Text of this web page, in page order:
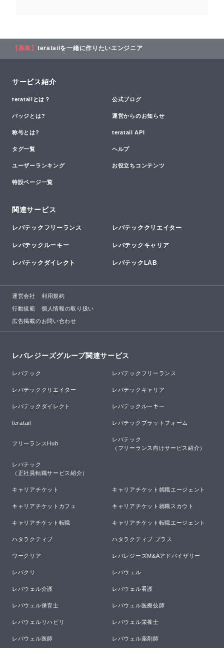
【募集】 teratailを一緒に作りたいエンジニア
サービス紹介
teratailとは？ 公式ブログ
バッジとは? 運営からのお知らせ
称号とは? teratail API
タグ一覧 ヘルプ
ユーザーランキング お役立ちコンテンツ
特設ページ一覧
関連サービス
レバテックフリーランス レバテッククリエイター
レバテックルーキー レバテックキャリア
レバテックダイレクト レバテックLAB
運営会社 利用規約
行動規範 個人情報の取り扱い
広告掲載のお問い合わせ
レバレジーズグループ関連サービス
レバテック レバテックフリーランス
レバテッククリエイター レバテックキャリア
レバテックダイレクト レバテックルーキー
teratail レバテックプラットフォーム
フリーランスHub
レバテック
（フリーランス向けサービス紹介）
レバテック
（正社員転職サービス紹介）
キャリアチケット キャリアチケット就職エージェント
キャリアチケットカフェ キャリアチケット就職スカウト
キャリアチケット転職 キャリアチケット転職エージェント
ハタラクティブ ハタラクティブ プラス
ワークリア レバレジーズM&Aアドバイザリー
レバクリ レバウェル
レバウェル介護 レバウェル看護
レバウェル保育士 レバウェル医療技師
レバウェルリハビリ レバウェル栄養士
レバウェル医師 レバウェル薬剤師